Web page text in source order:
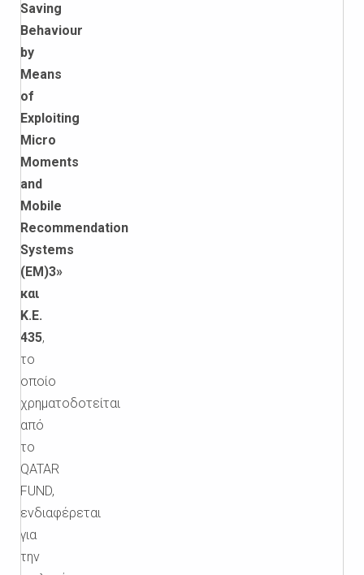
Saving
Behaviour
by
Means
of
Exploiting
Micro
Moments
and
Mobile
Recommendation
Systems
(EM)3»
και
Κ.Ε.
435,
το
οποίο
χρηματοδοτείται
από
το
QATAR
FUND,
ενδιαφέρεται
για
την